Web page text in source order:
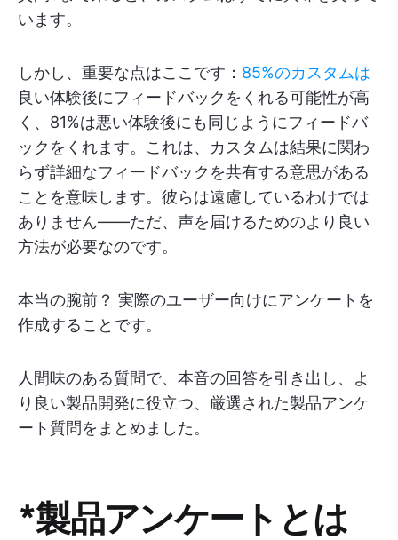
います。
しかし、重要な点はここです： 85%のカスタムは
良い体験後にフィードバックをくれる可能性が高
く、81%は悪い体験後にも同じようにフィードバ
ックをくれます。これは、カスタムは結果に関わ
らず詳細なフィードバックを共有する意思がある
ことを意味します。彼らは遠慮しているわけでは
ありません——ただ、声を届けるためのより良い
方法が必要なのです。
本当の腕前？ 実際のユーザー向けにアンケートを
作成することです。
人間味のある質問で、本音の回答を引き出し、よ
り良い製品開発に役立つ、厳選された製品アンケ
ート質問をまとめました。
*製品アンケートとは